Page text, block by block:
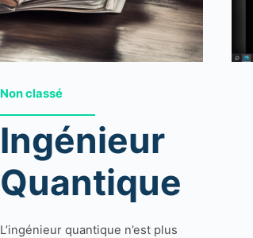
Non classé
Ingénieur
Quantique
L’ingénieur quantique n’est plus